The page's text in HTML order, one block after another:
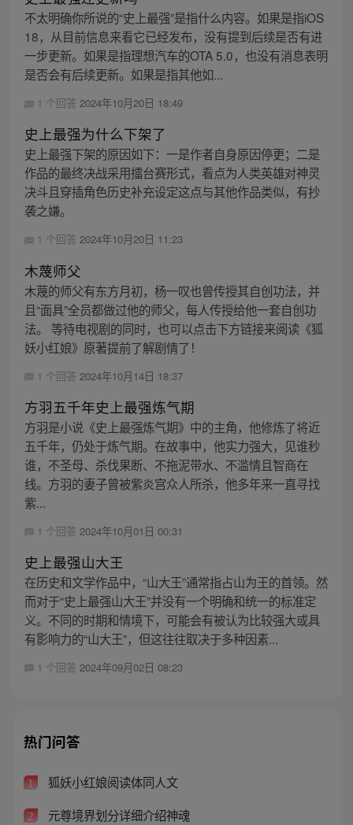
不太明确你所说的“史上最强”是指什么内容。如果是指iOS
18，从目前信息来看它已经发布，没有提到后续是否有进
一步更新。如果是指理想汽车的OTA 5.0，也没有消息表明
是否会有后续更新。如果是指其他如...
1 个回答 2024年10月20日 18:49
史上最强为什么下架了
史上最强下架的原因如下：一是作者自身原因停更；二是
作品的最终决战采用擂台赛形式，看点为人类英雄对神灵
决斗且穿插角色历史补充设定这点与其他作品类似，有抄
袭之嫌。
1 个回答 2024年10月20日 11:23
木蔑师父
木蔑的师父有东方月初，杨一叹也曾传授其自创功法，并
且“面具”全员都做过他的师父，每人传授给他一套自创功
法。 等待电视剧的同时，也可以点击下方链接来阅读《狐
妖小红娘》原著提前了解剧情了！
1 个回答 2024年10月14日 18:37
方羽五千年史上最强炼气期
方羽是小说《史上最强炼气期》中的主角，他修炼了将近
五千年，仍处于炼气期。在故事中，他实力强大，见谁秒
谁，不圣母、杀伐果断、不拖泥带水、不滥情且智商在
线。方羽的妻子曾被紫炎宫众人所杀，他多年来一直寻找
紫...
1 个回答 2024年10月01日 00:31
史上最强山大王
在历史和文学作品中，“山大王”通常指占山为王的首领。然
而对于“史上最强山大王”并没有一个明确和统一的标准定
义。不同的时期和情境下，可能会有被认为比较强大或具
有影响力的“山大王”，但这往往取决于多种因素...
1 个回答 2024年09月02日 08:23
热门问答
1 狐妖小红娘阅读体同人文
2 元尊境界划分详细介绍神魂